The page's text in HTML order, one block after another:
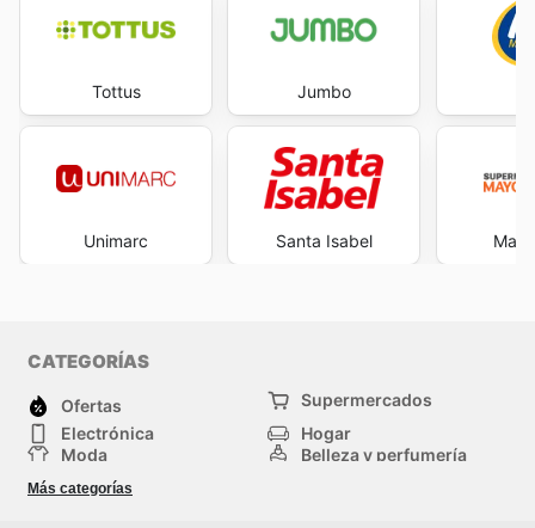
Tottus
Unimarc
Jumbo
Santa Isabel
CATEGORÍAS
Ofertas
Supermercados
Electrónica
Hogar
Moda
Belleza y perfumería
Deporte
Más categorías